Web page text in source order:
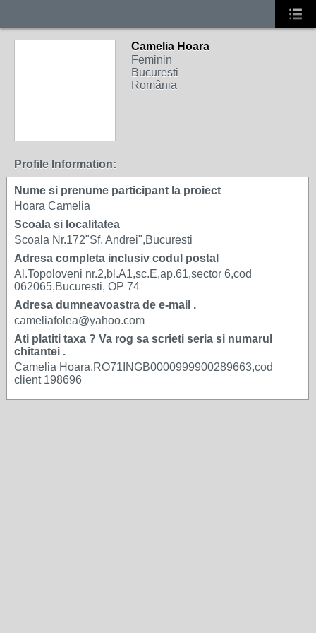
Camelia Hoara
Feminin
Bucuresti
România
Profile Information:
Nume si prenume participant la proiect
Hoara Camelia
Scoala si localitatea
Scoala Nr.172"Sf. Andrei",Bucuresti
Adresa completa inclusiv codul postal
Al.Topoloveni nr.2,bl.A1,sc.E,ap.61,sector 6,cod
062065,Bucuresti, OP 74
Adresa dumneavoastra de e-mail .
cameliafolea@yahoo.com
Ati platiti taxa ? Va rog sa scrieti seria si numarul
chitantei .
Camelia Hoara,RO71INGB0000999900289663,cod
client 198696